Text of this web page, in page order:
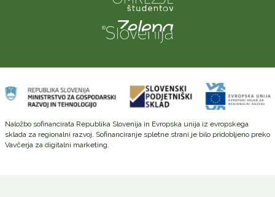
Naložbo sofinancirata Republika Slovenija in Evropska unija iz evropskega
sklada za regionalni razvoj. Sofinanciranje spletne strani je bilo pridobljeno preko
Vavčerja za digitalni marketing.